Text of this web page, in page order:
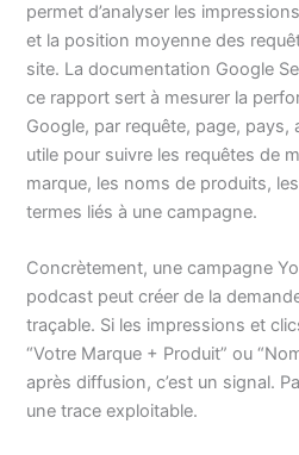
permet d’analyser les
et la position moyenne des
site. La documentation Google
ce rapport sert à mesurer la
Google, par requête, page, pays,
utile pour suivre les requêtes de
marque, les noms de produits,
termes liés à une campagne.
Concrètement, une campagne
podcast peut créer de la
traçable. Si les impressions et
“Votre Marque + Produit” ou
après diffusion, c’est un signal.
une trace exploitable.